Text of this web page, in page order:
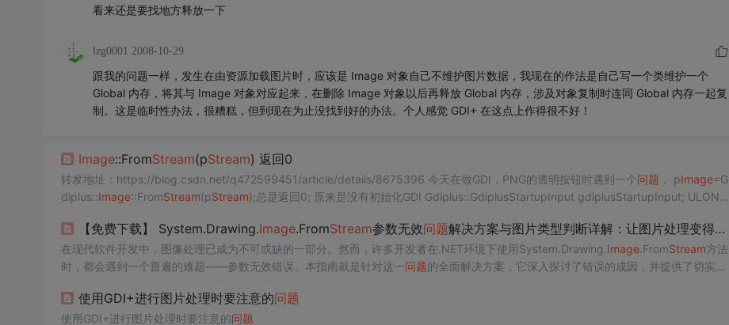
看来还是要找地方释放一下
lzg0001 2008-10-29
跟我的问题一样，发生在由资源加载图片时，应该是 Image 对象自己不维护图片数据，我现在的作法是自己写一个类维护一个
Global 内存，将其与 Image 对象对应起来，在删除 Image 对象以后再释放 Global 内存，涉及对象复制时连同 Global 内存一起复
制。这是临时性办法，很糟糕，但到现在为止没找到好的办法。个人感觉 GDI+ 在这点上作得很不好！
Image::FromStream(pStream) 返回0
转发地址：https://blog.csdn.net/q472599451/article/details/8675396 今天在做GDI，PNG的透明按钮时遇到一个问题 ， pImage=G
diplus::Image::FromStream(pStream);总是返回0; 原来是没有初始化GDI Gdiplus::GdiplusStartupInput gdiplusStartupInput; ULONG_
【免费下载】 System.Drawing.Image.FromStream参数无效问题解决方案与图片类型判断详解：让图片处理变得游刃有余
在现代软件开发中，图像处理已成为不可或缺的一部分。然而，许多开发者在.NET环境下使用System.Drawing. Image.FromStream方法
时，都会遇到一个普遍的难题——参数无效错误。本指南就是针对这一问题的全面解决方案，它深入探讨了错误的成因，并提供了切实可
使用GDI+进行图片处理时要注意的问题
使用GDI+进行图片处理时要注意的问题